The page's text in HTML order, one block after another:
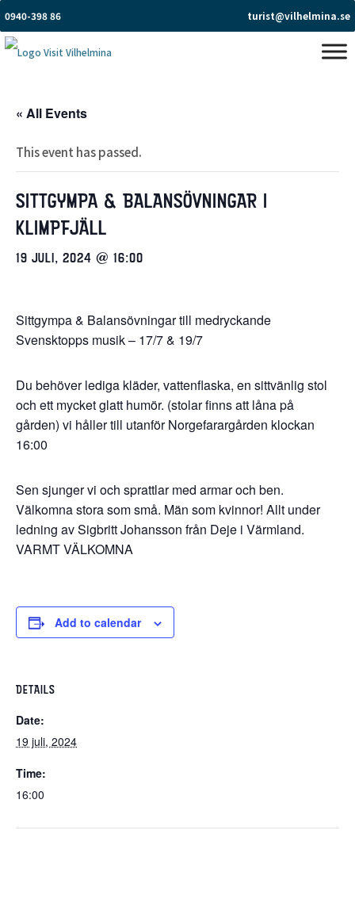
0940-398 86 turist@vilhelmina.se
« All Events
This event has passed.
SITTGYMPA & BALANSÖVNINGAR I
KLIMPFJÄLL
19 JULI, 2024 @ 16:00
Sittgympa & Balansövningar till medryckande
Svensktopps musik – 17/7 & 19/7
Du behöver lediga kläder, vattenflaska, en sittvänlig stol
och ett mycket glatt humör. (stolar finns att låna på
gården) vi håller till utanför Norgefarargården klockan
16:00
Sen sjunger vi och sprattlar med armar och ben.
Välkomna stora som små. Män som kvinnor! Allt under
ledning av Sigbritt Johansson från Deje i Värmland.
VARMT VÄLKOMNA
Add to calendar
DETAILS
Date:
19 juli, 2024
Time:
16:00